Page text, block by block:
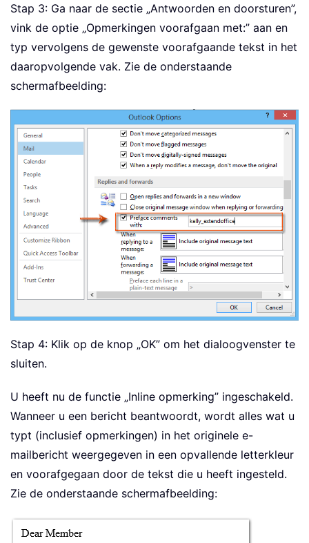
Stap 3: Ga naar de sectie „Antwoorden en doorsturen”,
vink de optie „Opmerkingen voorafgaan met:” aan en
typ vervolgens de gewenste voorafgaande tekst in het
daaropvolgende vak. Zie de onderstaande
schermafbeelding:
Stap 4: Klik op de knop „OK” om het dialoogvenster te
sluiten.
U heeft nu de functie „Inline opmerking” ingeschakeld.
Wanneer u een bericht beantwoordt, wordt alles wat u
typt (inclusief opmerkingen) in het originele e-
mailbericht weergegeven in een opvallende letterkleur
en voorafgegaan door de tekst die u heeft ingesteld.
Zie de onderstaande schermafbeelding: